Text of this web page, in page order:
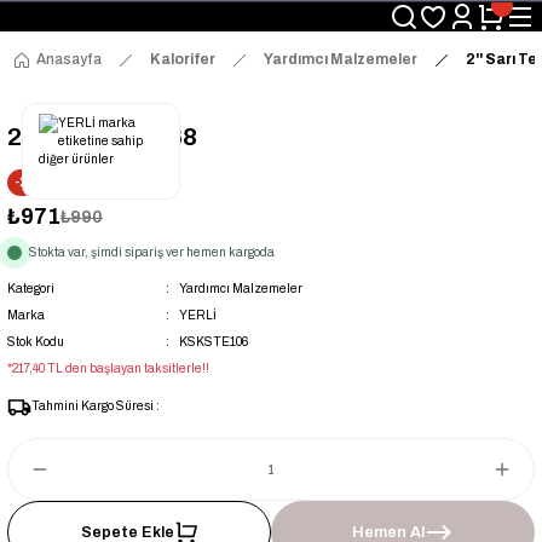
Üyelerimize Özel "uye2026" Koduyla Sepette Ekstra %3 İndirim
KAZAN-KASKAD İÇİN TEK ADRES
Anasayfa
Kalorifer Yardımcı Malzemeler 2'' Sarı
2'' Sarı Te - 3268
-2% İNDİRİM
₺971₺990
Stokta var, şimdi sipariş ver hemen kargoda
Kategori
Yardımcı Malzemeler
Marka
YERLİ
Stok Kodu
KSKSTE106
*217,40 TL den başlayan taksitlerle!!
Tahmini Kargo Süresi :
Sepete Ekle Hemen Al